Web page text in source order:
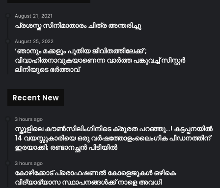
August 21, 2021
പ്രശസ്ത സിനിമാതാരം ചിത്ര അന്തരിച്ചു
August 25, 2022
‘ഞാനും മക്കളും പുതിയ ജീവിതത്തിലേക്ക്’;
വിവാഹിതനാവുകയാണെന്ന വാർത്ത പങ്കുവച്ച് സിസ്റ്റർ
ലിനിയുടെ ഭർത്താവ്
Recent New
3 hours ago
സ്കൂളിലെ കൗൺസിലിംഗിനിടെ ക്രൂരത പറഞ്ഞു…! കട്ടപ്പനയിൽ
14 വയസ്സുകാരിയെ ഒരു വർഷത്തോളംലൈംഗിക പീഡനത്തിന്
ഇരയാക്കി; രണ്ടാനച്ഛൻ പിടിയിൽ
3 hours ago
കോഴിക്കോട് പ്രൊഫഷണൽ കോളെജുകൾ ഒഴികെ
വിദ്യാഭ്യാസ സ്ഥാപനങ്ങൾക്ക് നാളെ അവധി